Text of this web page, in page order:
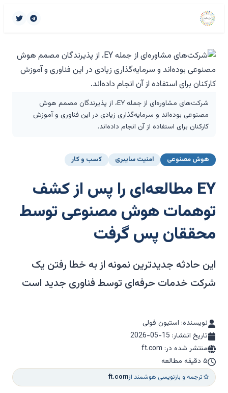
شرکت‌های مشاوره‌ای از جمله EY، از پذیرندگان مصمم هوش
مصنوعی بوده‌اند و سرمایه‌گذاری زیادی در این فناوری و آموزش
کارکنان برای استفاده از آن انجام داده‌اند.
هوش مصنوعی امنیت سایبری کسب و کار
EY مطالعه‌ای را پس از کشف
توهمات هوش مصنوعی توسط
محققان پس گرفت
این حادثه جدیدترین نمونه از به خطا رفتن یک
شرکت خدمات حرفه‌ای توسط فناوری جدید است
نویسنده: استیون فولی
تاریخ انتشار: 2026-05-15
منتشر شده در: ft.com
۵ دقیقه مطالعه
ترجمه و بازنویسی هوشمند ازft.com